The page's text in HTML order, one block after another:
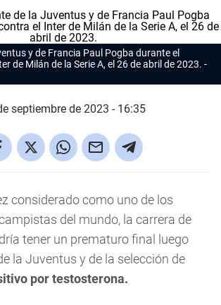
y de Francia Paul Pogba durante el
de Milán de la Serie A, el 26 de abril de 2023.
septiembre de 2023 - 16:35
considerado como uno de los
del mundo, la carrera de
tener un prematuro final luego
la Juventus y de la selección de
por testosterona.